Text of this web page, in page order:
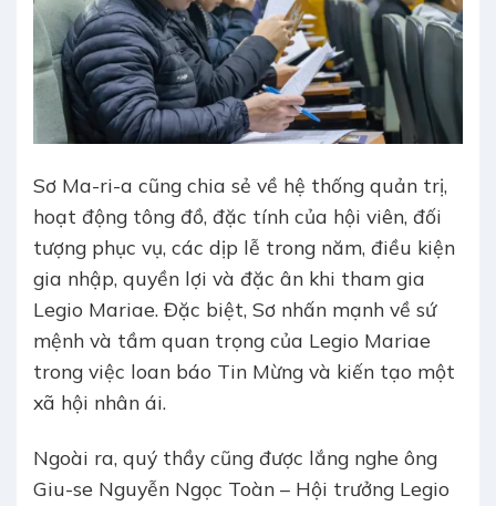
Sơ Ma-ri-a cũng chia sẻ về hệ thống quản trị,
hoạt động tông đồ, đặc tính của hội viên, đối
tượng phục vụ, các dịp lễ trong năm, điều kiện
gia nhập, quyền lợi và đặc ân khi tham gia
Legio Mariae. Đặc biệt, Sơ nhấn mạnh về sứ
mệnh và tầm quan trọng của Legio Mariae
trong việc loan báo Tin Mừng và kiến tạo một
xã hội nhân ái.
Ngoài ra, quý thầy cũng được lắng nghe ông
Giu-se Nguyễn Ngọc Toàn – Hội trưởng Legio